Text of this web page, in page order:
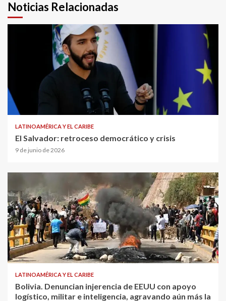
Noticias Relacionadas
LATINOAMÉRICA Y EL CARIBE
El Salvador: retroceso democrático y crisis
9 de junio de 2026
LATINOAMÉRICA Y EL CARIBE
Bolivia. Denuncian injerencia de EEUU con apoyo
logístico, militar e inteligencia, agravando aún más la